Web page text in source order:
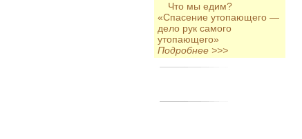
Что мы едим?
«Спасение утопающего —
дело рук самого
утопающего»
Подробнее >>>